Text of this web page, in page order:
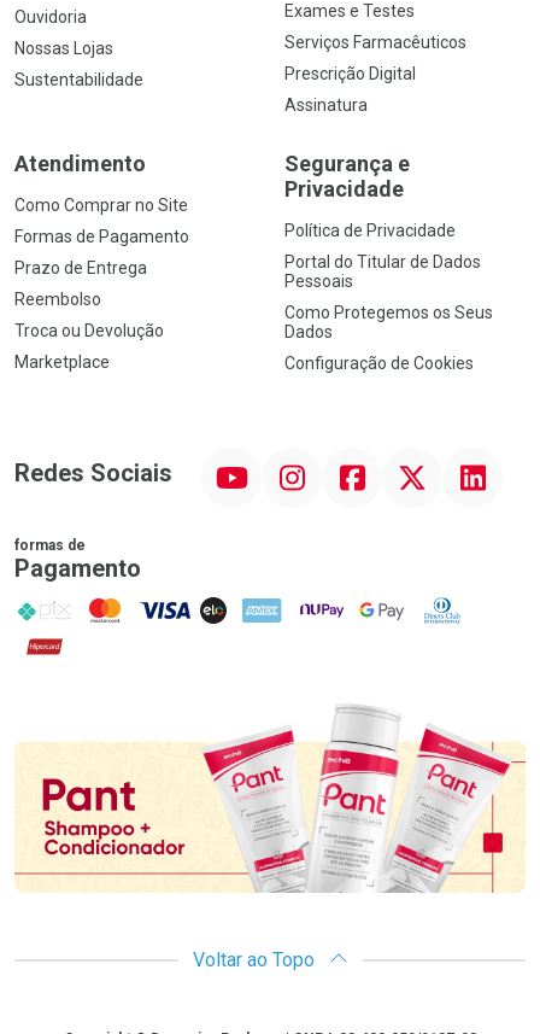
Ouvidoria
Nossas Lojas
Sustentabilidade
Exames e Testes
Serviços Farmacêuticos
Prescrição Digital
Assinatura
Atendimento
Como Comprar no Site
Formas de Pagamento
Prazo de Entrega
Reembolso
Troca ou Devolução
Marketplace
Segurança e
Privacidade
Política de Privacidade
Portal do Titular de Dados
Pessoais
Como Protegemos os Seus
Dados
Configuração de Cookies
Redes Sociais InstagramFacebookTwitter Linkedin
formas de
Pagamento
PIX MasterCard
VISA ELO AMEX NuPay Google PayDiners Club
Hipercard
Voltar ao Topo